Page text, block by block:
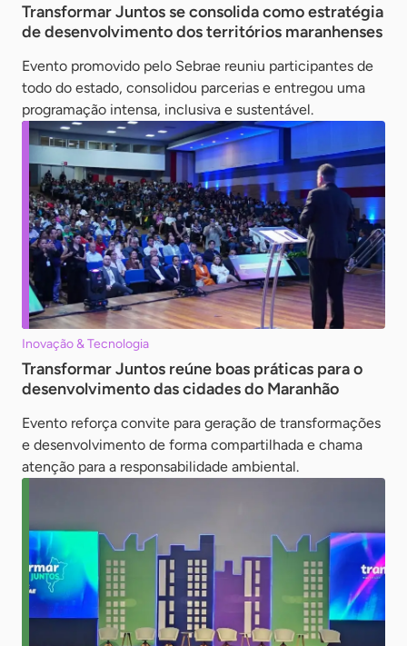
Transformar Juntos se consolida como estratégia
de desenvolvimento dos territórios maranhenses
Evento promovido pelo Sebrae reuniu participantes de
todo do estado, consolidou parcerias e entregou uma
programação intensa, inclusiva e sustentável.
Inovação & Tecnologia
Transformar Juntos reúne boas práticas para o
desenvolvimento das cidades do Maranhão
Evento reforça convite para geração de transformações
e desenvolvimento de forma compartilhada e chama
atenção para a responsabilidade ambiental.